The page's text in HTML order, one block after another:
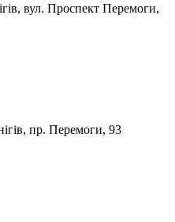
вул. Проспект Перемоги,
пр. Перемоги, 93